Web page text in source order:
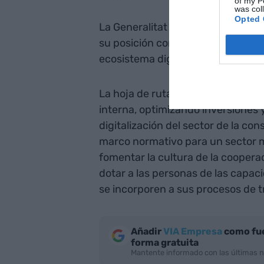
was
Opted
La Generalitat asume el reto de
su posición como
digital
ecosistema digital y tecnológico
La hoja de ruta prevé mejorar el
interna, optimizando inversiones
digitalización del sector de la
marco normativo para un sector
fomentar la cultura de la
dotar a las personas de las
se incorporen a sus procesos de
AñadirVIA Empresacomo
forma gratuita
Mantente informado con las últimas